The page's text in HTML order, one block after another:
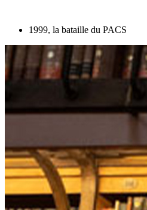
1999, la bataille du PACS